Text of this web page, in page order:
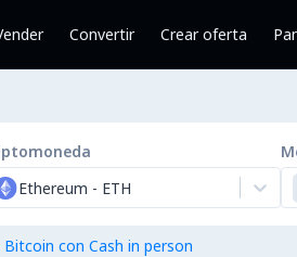
Convertir Crear oferta
Ethereum - ETH
con Cash in person